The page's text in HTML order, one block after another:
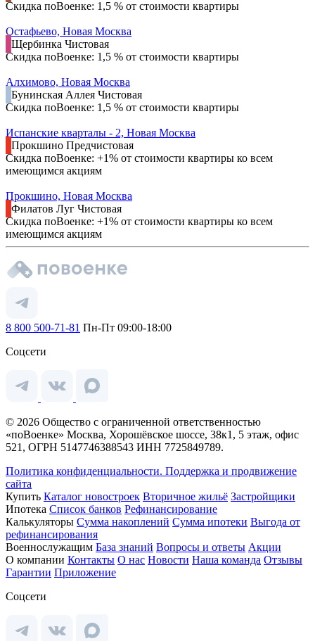
Скидка поВоенке: 1,5 % от стоимости квартиры
Остафьево, Новая Москва
Щербинка Чистовая
Скидка поВоенке: 1,5 % от стоимости квартиры
Алхимово, Новая Москва
Бунинская Аллея Чистовая
Скидка поВоенке: 1,5 % от стоимости квартиры
Испанские кварталы - 2, Новая Москва
Прокшино Предчистовая
Скидка поВоенке: +1% от стоимости квартиры ко всем
имеющимся акциям
Прокшино, Новая Москва
Филатов Луг Чистовая
Скидка поВоенке: +1% от стоимости квартиры ко всем
имеющимся акциям
8 800 500-71-81 Пн-Пт 09:00-18:00
Соцсети
© 2026 Общество с ограниченной ответственностью
«поВоенке» Москва, Хорошёвское шоссе, 38к1, 5 этаж, офис
521, ОГРН 5147746388543 ИНН 7725849789.
Политика конфиденциальности. Поддержка и продвижение
сайта
Купить Каталог новостроек Вторичное жильё Застройщики
Ипотека Список банков Рефинансирование
Калькуляторы Сумма накоплений Сумма ипотеки Выгода от
рефинансирования
Военнослужащим База знаний Вопросы и ответы Акции
О компании Контакты О нас Новости Наша команда Отзывы
Гарантии Приложение
Соцсети